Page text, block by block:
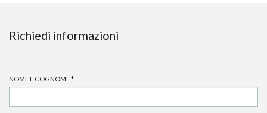
Richiedi informazioni
NOME E COGNOME*